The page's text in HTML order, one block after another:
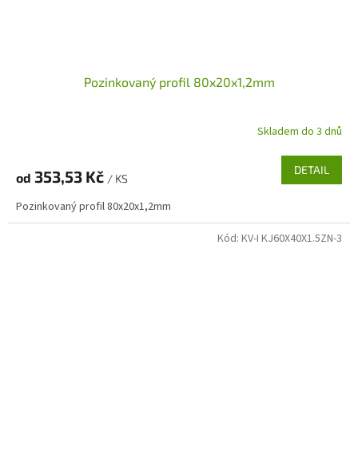
Pozinkovaný profil 80x20x1,2mm
Skladem do 3 dnů
od 353,53 Kč / KS
DETAIL
Pozinkovaný profil 80x20x1,2mm
Kód: KV-I KJ60X40X1.5ZN-3